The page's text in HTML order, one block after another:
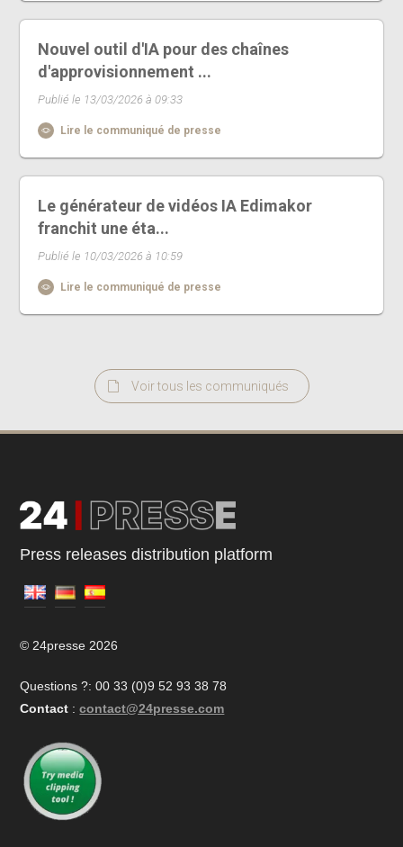
Nouvel outil d'IA pour des chaînes
d'approvisionnement ...
Publié le 13/03/2026 à 09:33
Lire le communiqué de presse
Le générateur de vidéos IA Edimakor
franchit une éta...
Publié le 10/03/2026 à 10:59
Lire le communiqué de presse
Voir tous les communiqués
Press releases distribution platform
© 24presse 2026
Questions ?: 00 33 (0)9 52 93 38 78
Contact : contact@24presse.com